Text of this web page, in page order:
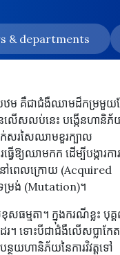
& departments
ឋម គឺជាជំងឺឈាមដ៏កម្រមួយ
លើសលប់នេះ បង្កើនហានិភ័
ក់សរសៃឈាមខួរក្បាល
ឱ្យឈាមកក ដើម្បីបង្ការការ
នៅពេលក្រោយ (Acquired
ម្រង់ (Mutation)។
ធម្មតា។ ក្នុងករណីខ្លះ បុគ្
រ។ ទោះបីជាជំងឺលើសប្លាកែ
យហានិភ័យនៃការវិវត្តទៅ